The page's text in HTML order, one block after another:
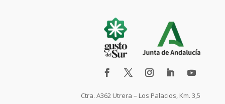
Ctra. A362 Utrera – Los Palacios, Km. 3,5